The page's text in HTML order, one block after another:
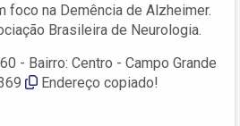
foco na Demência de Alzheimer.
Brasileira de Neurologia.
- Bairro: Centro - Campo Grande
Endereço copiado!